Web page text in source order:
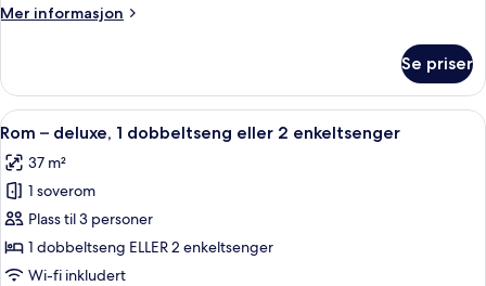
Mer informasjon
Mer
–
executive
Se priser
Åpne
alle
bildene
av
Rom
–
deluxe,
Rom – deluxe, 1 dobbeltseng eller 2
12
Rom – deluxe, 1 dobbeltseng eller 2 enkeltsenger
37 m²
1 soverom
Plass til 3 personer
1 dobbeltseng ELLER 2 enkeltsenger
Wi-fi inkludert